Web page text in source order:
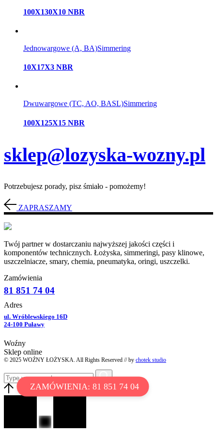
ZAMÓWIENIA: 81 851 74 04
100X130X10 NBR
Jednowargowe (A, BA)Simmering
10X17X3 NBR
Dwuwargowe (TC, AO, BASL)Simmering
100X125X15 NBR
sklep@lozyska-wozny.pl
Potrzebujesz porady, pisz śmiało - pomożemy!
ZAPRASZAMY
Twój partner w dostarczaniu najwyższej jakości części i
komponentów technicznych. Łożyska, simmeringi, pasy klinowe,
uszczelniacze, smary, chemia, pneumatyka, oringi, uszczelki.
Zamówienia
81 851 74 04
Adres
ul. Wróblewskiego 16D
24-100 Puławy
Woźny
Sklep online
© 2025 WOŹNY ŁOŻYSKA. All Rights Reserved // by chotek studio